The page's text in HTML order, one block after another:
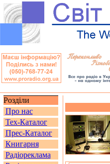
Розділи
Про нас
Тех-Каталог
Прес-Каталог
Книгарня
Радіореклама